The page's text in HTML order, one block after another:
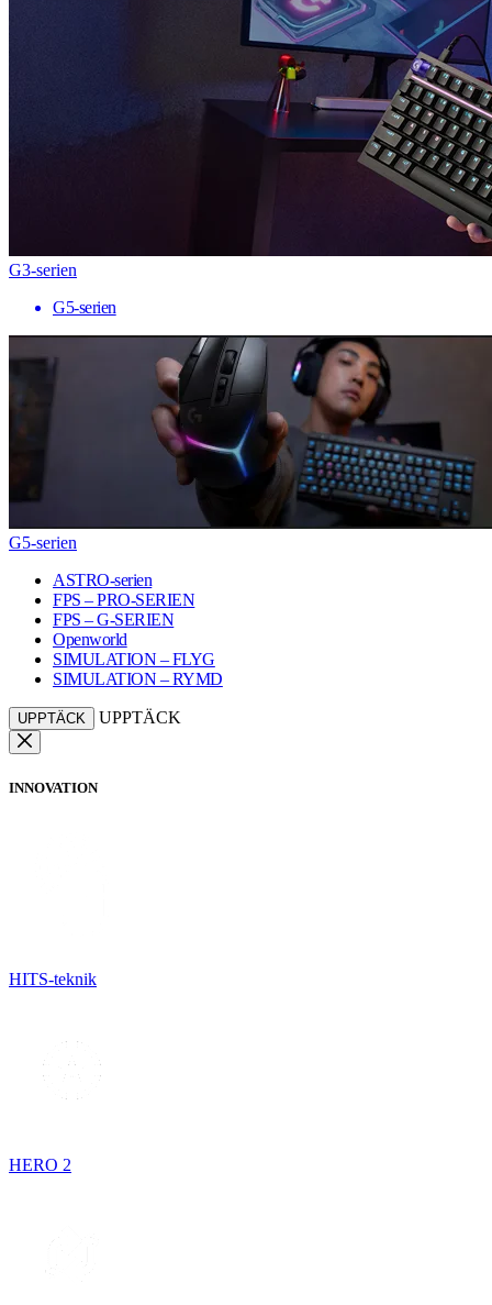
G3-serien
G5-serien
G5-serien
ASTRO-serien
FPS – PRO-SERIEN
FPS – G-SERIEN
Openworld
SIMULATION – FLYG
SIMULATION – RYMD
UPPTÄCK UPPTÄCK
INNOVATION
HITS-teknik
HERO 2